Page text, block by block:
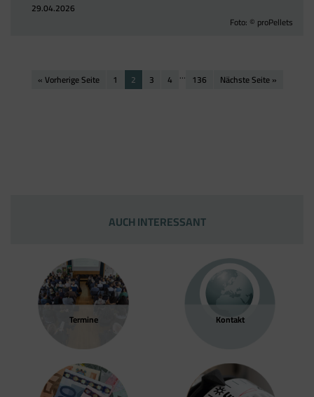
Foto: © proPellets
29.04.2026
« Vorherige Seite 1 2 3 4 … 136 Nächste Seite »
Termine Kontakt
AUCH INTERESSANT
Google Analytics über den Tag Manager
einbinden, werden Cookies gesetzt. Diese